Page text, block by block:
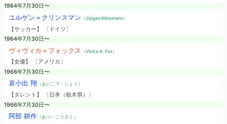
1964年7月30日〜
ユルゲン＝クリンスマン （Jürgen Klinsmann）
【サッカー】 〔ドイツ〕
1964年7月30日〜
ヴィヴィカ＝フォックス （Vivica A. Fox）
【女優】 〔アメリカ〕
1966年7月30日〜
哀小出 翔 （あいこで・しょう）
【タレント】 〔日本（栃木県）〕
1966年7月30日〜
阿部 耕作（あべ・こうさく）